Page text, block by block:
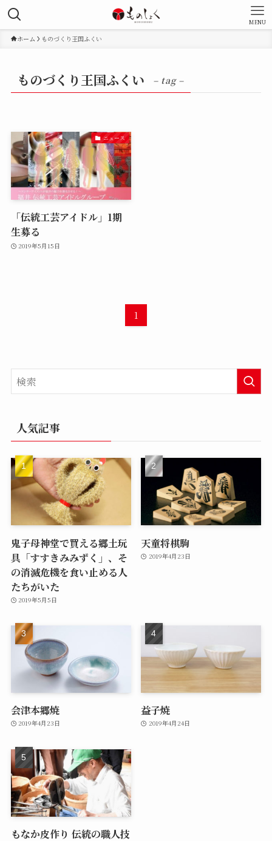
MENU
ホーム ものづくり王国ふくい
ものづくり王国ふくい – tag –
ニュース
「伝統工芸アイドル」1期
生募る
2019年5月15日
1
人気記事
鬼子母神堂で買える郷土玩
具「すすきみみずく」、そ
の消滅危機を食い止める人
たちがいた
2019年5月5日
天童将棋駒
2019年4月23日
会津本郷焼
2019年4月23日
益子焼
2019年4月24日
もなか皮作り 伝統の職人技